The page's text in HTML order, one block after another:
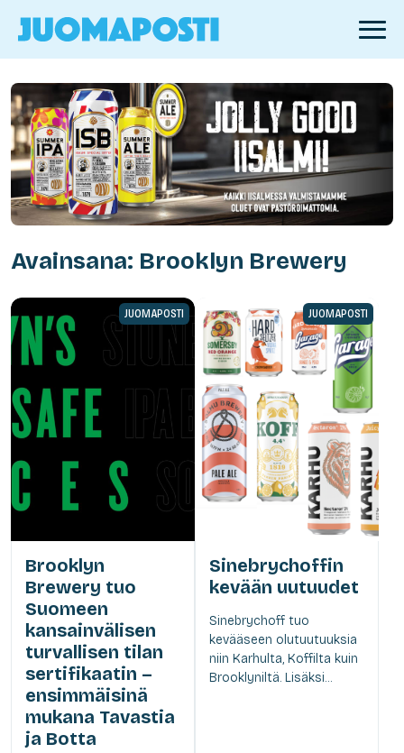
Avainsana: Brooklyn Brewery
JUOMAPOSTI
Brooklyn
Brewery tuo
Suomeen
kansainvälisen
turvallisen tilan
sertifikaatin –
ensimmäisinä
mukana Tavastia
ja Botta
JUOMAPOSTI
Sinebrychoffin
kevään uutuudet
Sinebrychoff tuo
kevääseen olutuutuuksia
niin Karhulta, Koffilta kuin
Brooklyniltä. Lisäksi...